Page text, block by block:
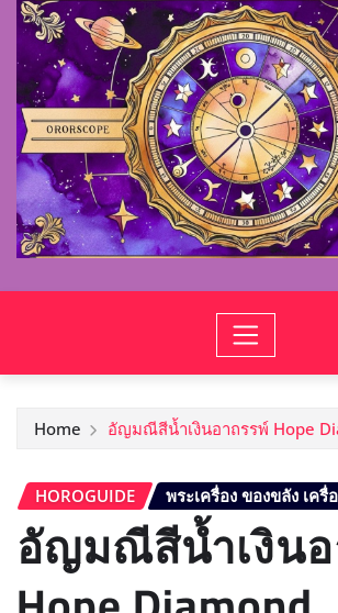
Home อัญมณีสีน้ำเงินอาถรรพ์ Hope
HOROGUIDE พระเครื่อง ของขลัง เครื่
อัญมณีสีน้ำเงิน